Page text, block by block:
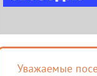
Уважаемые